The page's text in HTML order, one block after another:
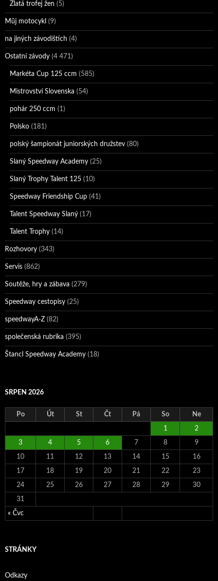
Zlatá trofej žen (5)
Můj motocykl (9)
na jiných závodištích (4)
Ostatní závody (4 471)
Markéta Cup 125 ccm (585)
Mistrovství Slovenska (54)
pohár 250 ccm (1)
Polsko (181)
polský šampionát juniorských družstev (80)
Slaný Speedway Academy (25)
Slaný Trophy Talent 125 (10)
Speedway Friendship Cup (41)
Talent Speedway Slaný (17)
Talent Trophy (14)
Rozhovory (343)
Servis (862)
Soutěže, hry a zábava (279)
Speedway cestopisy (25)
speedwayA-Z (82)
společenská rubrika (395)
Štancl Speedway Academy (18)
SRPEN 2026
Po Út St Čt Pá So Ne
« Čvc
1 2
3 4 5 6 7 8 9
10 11 12 13 14 15 16
17 18 19 20 21 22 23
24 25 26 27 28 29 30
31
STRÁNKY
Odkazy